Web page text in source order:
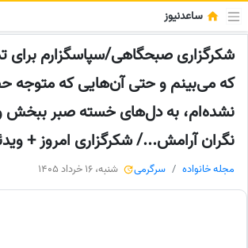
ساعدنیوز
شکرگزاری صبحگاهی/سپاسگزارم برای
که می‌بینم و حتی آن‌هایی که متوجه
نشده‌ام، به دل‌های خسته صبر ببخش
نگران آرامش.../ شکرگزاری امروز +
مجله خانواده سرگرمی شنبه، 16 خرداد 1405